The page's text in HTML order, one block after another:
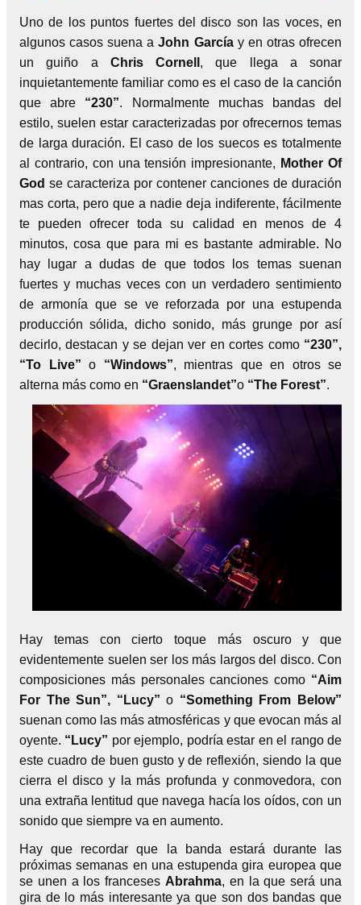
Uno de los puntos fuertes del disco son las voces, en
algunos casos suena aJohn Garcíay en otras ofrecen
un guiño a Chris Cornell , que llega a sonar
inquietantemente familiar como es el caso de la canción
que abre “230”. Normalmente muchas bandas del
estilo, suelen estar caracterizadas por ofrecernos temas
de larga duración. El caso de los suecos es totalmente
al contrario, con una tensión impresionante, Mother Of
God se caracteriza por contener canciones de duración
mas corta, pero que a nadie deja indiferente, fácilmente
te pueden ofrecer toda su calidad en menos de 4
minutos, cosa que para mi es bastante admirable. No
hay lugar a dudas de que todos los temas suenan
fuertes y muchas veces con un verdadero sentimiento
de armonía que se ve reforzada por una estupenda
producción sólida, dicho sonido, más grunge por así
decirlo, destacan y se dejan ver en cortes como “230”,
“To Live” o “Windows”, mientras que en otros se
alterna más como en “Graenslandet”o “The Forest”.
Hay temas con cierto toque más oscuro y que
evidentemente suelen ser los más largos del disco. Con
composiciones más personales canciones como “Aim
For The Sun”, “Lucy” o “Something From Below”
suenan como las más atmosféricas y que evocan más al
oyente. “Lucy” por ejemplo, podría estar en el rango de
este cuadro de buen gusto y de reflexión, siendo la que
cierra el disco y la más profunda y conmovedora, con
una extraña lentitud que navega hacía los oídos, con un
sonido que siempre va en aumento.
Hay que recordar que la banda estará durante las
próximas semanas en una estupenda gira europea que
se unen a los franceses Abrahma, en la que será una
gira de lo más interesante ya que son dos bandas que